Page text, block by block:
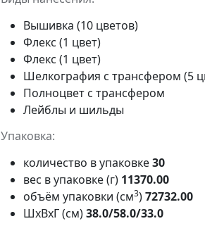
Вышивка (10 цветов)
Флекс (1 цвет)
Флекс (1 цвет)
Шелкография с трансфером (5
Полноцвет с трансфером
Лейблы и шильды
Упаковка:
количество в упаковке30
вес в упаковке (г) 11370.00
объём упаковки (см3)72732.00
ШxВxГ (см)38.0/58.0/33.0